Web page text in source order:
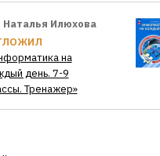
Наталья Илюхова
на
день. 7-9
Тренажер»